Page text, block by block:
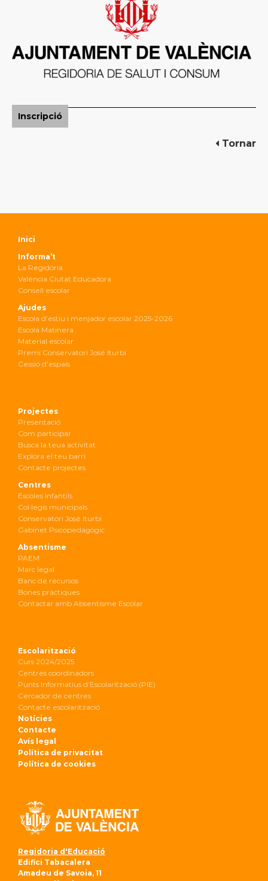
Inscripció
Tornar
Inici
Informa’t
La Regidoria
València Ciutat Educadora
Consell escolar
Ajudes
Escola d’estiu i menjador escolar 2025-2026
Escola Matinera
Material escolar
Premi Conservatori José Iturbi
Cessió d’espais
Projectes
Presentació
Com participar
Busca la teua activitat
Explora el teu barri
Contacte projectes
Centres
Escoles Infantils
Col·legis municipals
Conservatori José Iturbi
Gabinet Psicopedagògic
Absentisme
PAEM
Marc legal
Banc de recursos
Bones pràctiques
Contactar amb Absentisme Escolar
Escolarització
Curs 2024/2025
Centres coordinadors
Punts Informatius d’Escolarització (PIE)
Cercador de centres
Contacte escolarització
Notícies
Contacte
Avís legal
Política de privacitat
Política de cookies
Regidoria d'Educació
Edifici Tabacalera
Amadeu de Savoia, 11